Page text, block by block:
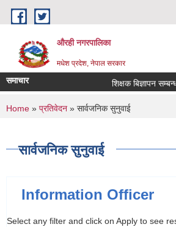
Skip to main content
औरही नगरपालिका
मधेश प्रदेश, नेपाल सरकार
समाचार शिक्षक बिज्ञापन
You are here
Home » प्रतिवेदन » सार्वजनिक सुनुवाई
सार्वजनिक सुनुवाई
Information Officer
Select any filter and click on Apply to see